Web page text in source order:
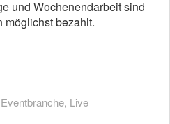
und Wochenendarbeit sind
möglichst bezahlt.
Eventbranche, Live